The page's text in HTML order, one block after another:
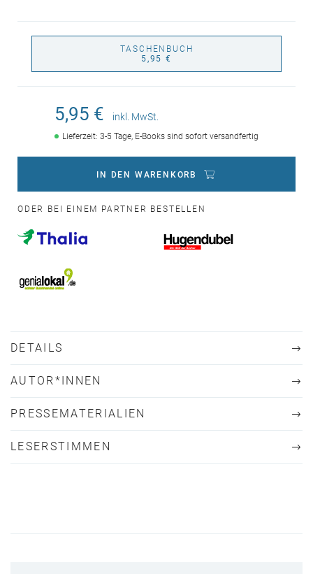
TASCHENBUCH
5,95 €
5,95 € inkl. MwSt.
Lieferzeit: 3-5 Tage, E-Books sind sofort versandfertig
IN DEN WARENKORB
ODER BEI EINEM PARTNER BESTELLEN
DETAILS
AUTOR*INNEN
PRESSEMATERIALIEN
LESERSTIMMEN